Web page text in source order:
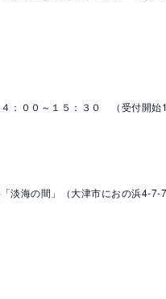
：００～１５：３０ （受付開始
淡海の間」（大津市におの浜4-7-